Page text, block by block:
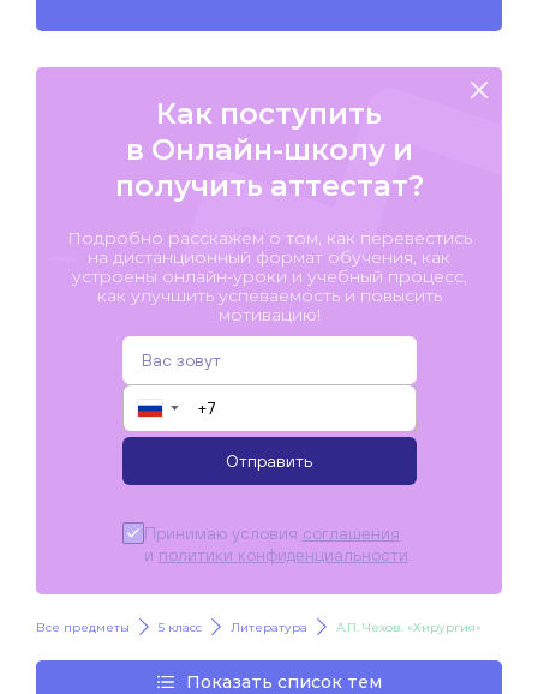
Как поступить
в Онлайн-школу и
получить аттестат?
Подробно расскажем о том, как перевестись
на дистанционный формат обучения, как
устроены онлайн-уроки и учебный процесс,
как улучшить успеваемость и повысить
мотивацию!
▼
Отправить
Принимаю условия соглашения
и политики конфиденциальности
Все предметы 5 класс Литература А.П. Чехов. «Хирургия»
Показать список тем